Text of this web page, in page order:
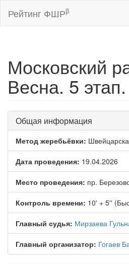
Рейтинг ФШРβ
Московский
Весна. 5
Общая информация
Метод жеребьёвки:
Дата проведения: 19.04.2026
Место проведения: пр.
Контроль времени: 10' + 5''
Главный судья: Мирзаева
Главный организатор: Гогаев